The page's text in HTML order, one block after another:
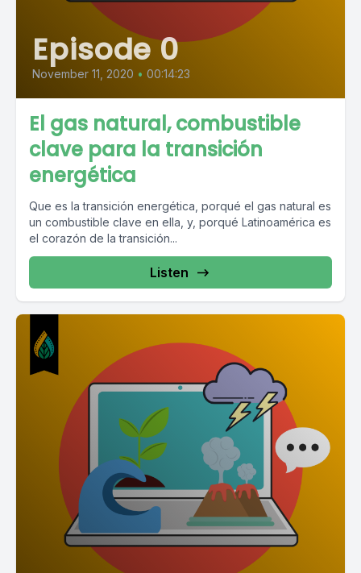
Episode 0
November 11, 2020 • 00:14:23
El gas natural, combustible
clave para la transición
energética
Que es la transición energética, porqué el gas natural es
un combustible clave en ella, y, porqué Latinoamérica es
el corazón de la transición...
Listen